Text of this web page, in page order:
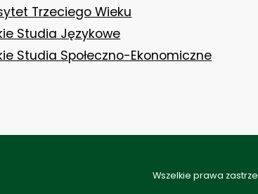
Trzeciego Wieku
Studia Językowe
Studia Społeczno-Ekonomiczne
Wszelkie prawa